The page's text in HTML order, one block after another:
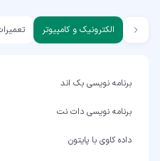
الکترونیک و کامپیوتر
برنامه نویسی بک اند
برنامه نویسی دات نت
داده کاوی با پایتون